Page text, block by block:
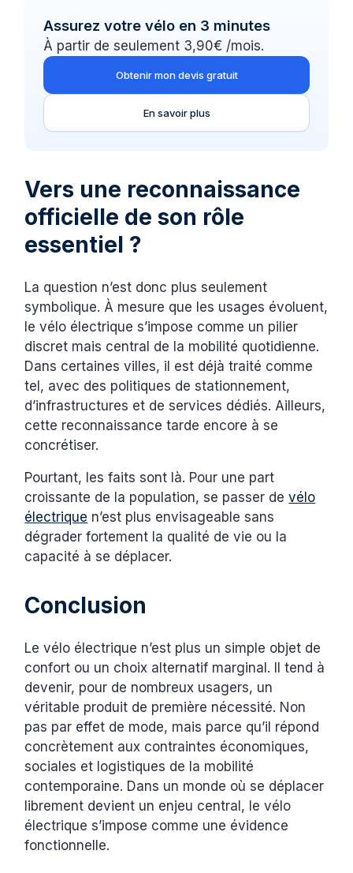
Assurez votre vélo en 3 minutes
À partir de seulement 3,90€ /mois.
Obtenir mon devis gratuit
En savoir plus
Vers une reconnaissance
officielle de son rôle
essentiel ?
La question n’est donc plus seulement
symbolique. À mesure que les usages évoluent,
le vélo électrique s’impose comme un pilier
discret mais central de la mobilité quotidienne.
Dans certaines villes, il est déjà traité comme
tel, avec des politiques de stationnement,
d’infrastructures et de services dédiés. Ailleurs,
cette reconnaissance tarde encore à se
concrétiser.
Pourtant, les faits sont là. Pour une part
croissante de la population, se passer devélo
électrique n’est plus envisageable sans
dégrader fortement la qualité de vie ou la
capacité à se déplacer.
Conclusion
Le vélo électrique n’est plus un simple objet de
confort ou un choix alternatif marginal. Il tend à
devenir, pour de nombreux usagers, un
véritable produit de première nécessité. Non
pas par effet de mode, mais parce qu’il répond
concrètement aux contraintes économiques,
sociales et logistiques de la mobilité
contemporaine. Dans un monde où se déplacer
librement devient un enjeu central, le vélo
électrique s’impose comme une évidence
fonctionnelle.